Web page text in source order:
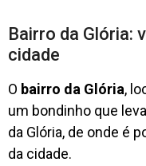
Bairro da Glória:
cidade
O bairro da Glória,
um bondinho que
da Glória, de onde é
da cidade.